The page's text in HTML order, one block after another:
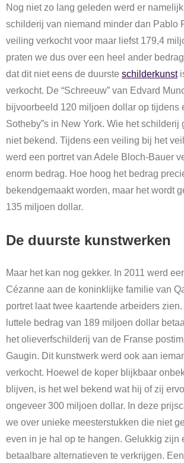
Nog niet zo lang geleden werd er
schilderij van niemand minder dan Pablo
veiling verkocht voor maar liefst 179,4
praten we dus over een heel ander
dat dit niet eens de duurste schilderkunst
verkocht. De “Schreeuw” van Edvard
bijvoorbeeld 120 miljoen dollar op tijdens
Sotheby”s in New York. Wie het schilderij
niet bekend. Tijdens een veiling bij het
werd een portret van Adele Bloch-Bauer
enorm bedrag. Hoe hoog het bedrag
bekendgemaakt worden, maar het wordt
135 miljoen dollar.
De duurste kunstwerken
Maar het kan nog gekker. In 2011 werd
Cézanne aan de koninklijke familie van
portret laat twee kaartende arbeiders
luttele bedrag van 189 miljoen dollar
het olieverfschilderij van de Franse
Gaugin. Dit kunstwerk werd ook aan
verkocht. Hoewel de koper blijkbaar
blijven, is het wel bekend wat hij of zij
ongeveer 300 miljoen dollar. In deze
we over unieke meesterstukken die niet
even in je hal op te hangen. Gelukkig zijn
betaalbare alternatieven te verkrijgen.